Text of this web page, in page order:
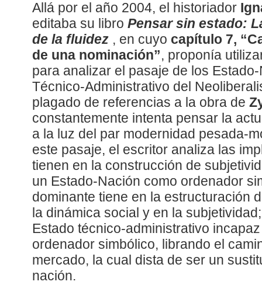
Allá por el año 2004, el historiador
editaba su libro Pensar sin estado:
de la fluidez , en cuyo capítulo 7,
de una nominación”, proponía
para analizar el pasaje de los
Técnico-Administrativo del
plagado de referencias a la obra de
constantemente intenta pensar la
a la luz del par modernidad pesada-
este pasaje, el escritor analiza las
tienen en la construcción de
un Estado-Nación como ordenador
dominante tiene en la estructuración
la dinámica social y en la
Estado técnico-administrativo
ordenador simbólico, librando el
mercado, la cual dista de ser un
nación.